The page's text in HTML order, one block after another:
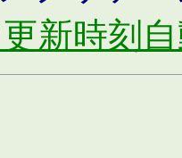
新時刻